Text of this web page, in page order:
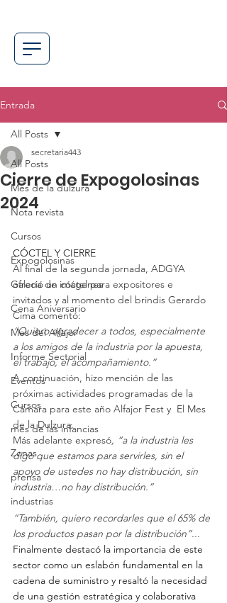
Entrada
All Posts
Mes de la dulzura
Nota revista
Cursos
Expogolosinas
Galería de imágenes
Cena Aniversario
Mes del Alfajor
Informe Sectorial
Eventos
Cursos
mes de las infancias
Zonas
prensa
industrias
All Posts
Cierre de Expogolosinas
2024
secretaria443
CÓCTEL Y CIERRE
Al final de la segunda jornada, ADGYA
ofreció un cóctel para expositores e
invitados y al momento del brindis Gerardo
Cima comentó:
“Quiero agradecer a todos, especialmente
a los amigos de la industria por la apuesta,
el trabajo, el acompañamiento.”
A continuación, hizo mención de las
próximas actividades programadas de la
Cámara para este año Alfajor Fest y  El Mes
de la Dulzura.
Más adelante expresó, “a la industria les
digo que estamos para servirles, sin el
apoyo de ustedes no hay distribución, sin
industria…no hay distribución.”
“También, quiero recordarles que el 65% de
los productos pasan por la distribución”...
Finalmente destacó la importancia de este
sector como un eslabón fundamental en la
cadena de suministro y resaltó la necesidad
de una gestión estratégica y colaborativa